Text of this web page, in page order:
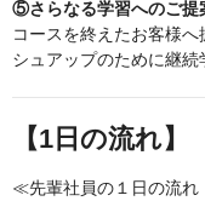
⑤さらなる学習へのご提
コースを終えたお客様
シュアップのために継続
【1日の流れ】
≪先輩社員の１日の流